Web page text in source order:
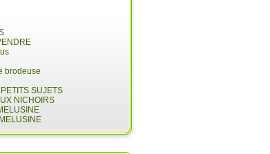
brodeuse
SUJETS
NICHOIRS